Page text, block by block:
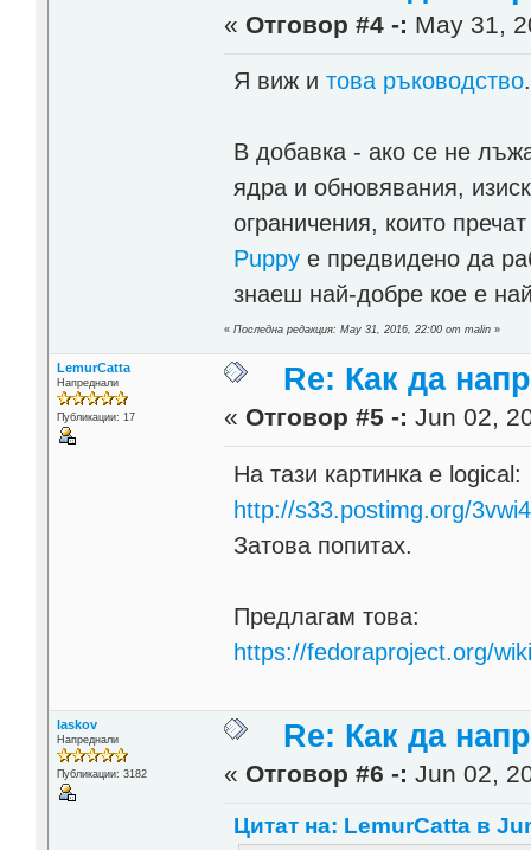
« Отговор #4 -: May 31,
Я виж итова ръководство
В добавка - ако се не
ядра и обновявания,
ограничения, които
Puppy е предвидено да
знаеш най-добре кое е
«Последна редакция: May 31, 2016, 22:00 от malin »
LemurCatta
Напреднали
Публикации: 17
Re: Как да
« Отговор #5 -: Jun 02,
На тази картинка е logical:
http://s33.postimg.org/
Затова попитах.
Предлагам това:
https://fedoraproject.org/
laskov
Напреднали
Публикации: 3182
Re: Как да
« Отговор #6 -: Jun 02,
Цитат на: LemurCatta в